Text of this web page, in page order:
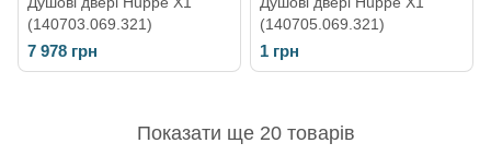
(140703.069.321)
7 978 грн
(140705.069.321)
1 грн
Показати ще 20 товарів